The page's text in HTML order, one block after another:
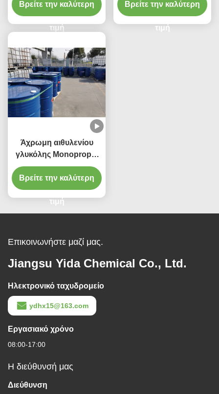
βαθμού βιομηχανίας για
το χρώμα ψεκασμού
Βρείτε την καλύτερη
τιμή
αιθυλενίου
Βρείτε την καλύτερη
τιμή
Άχρωμη αιθυλενίου
γλυκόλης Monopropyl
διαλυτότητα 2-
Propoxyethanol
απόγειου αιθέρα σαφής
Βρείτε την καλύτερη
τιμή
Επικοινωνήστε μαζί μας.
Jiangsu Yida Chemical Co., Ltd.
Ηλεκτρονικό ταχυδρομείο
ydhx15@163.com
Εργασιακό χρόνο
08:00-17:00
Η διεύθυνσή μας
Διεύθυνση